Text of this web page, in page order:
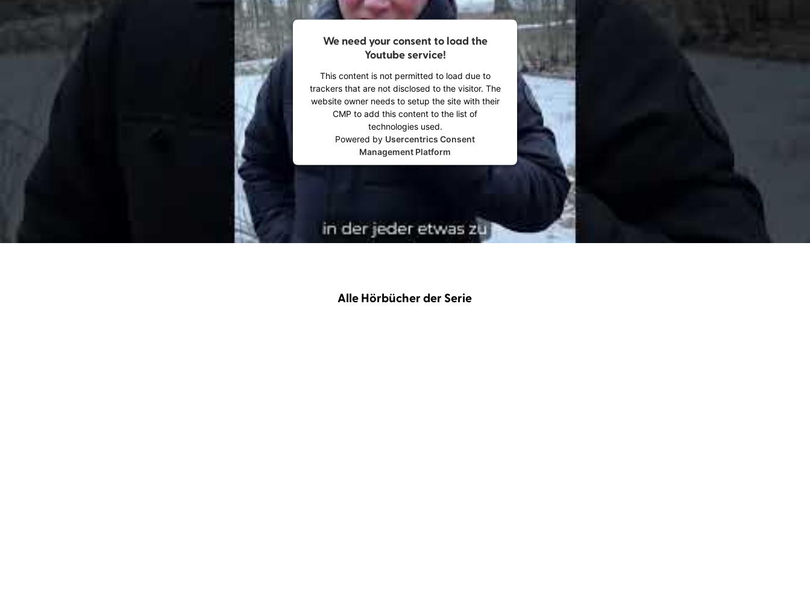
We need your consent to load the
Youtube service!
This content is not permitted to load due to
trackers that are not disclosed to the visitor. The
website owner needs to setup the site with their
CMP to add this content to the list of
technologies used.
Powered by Usercentrics Consent
Management Platform
Alle Hörbücher der Serie